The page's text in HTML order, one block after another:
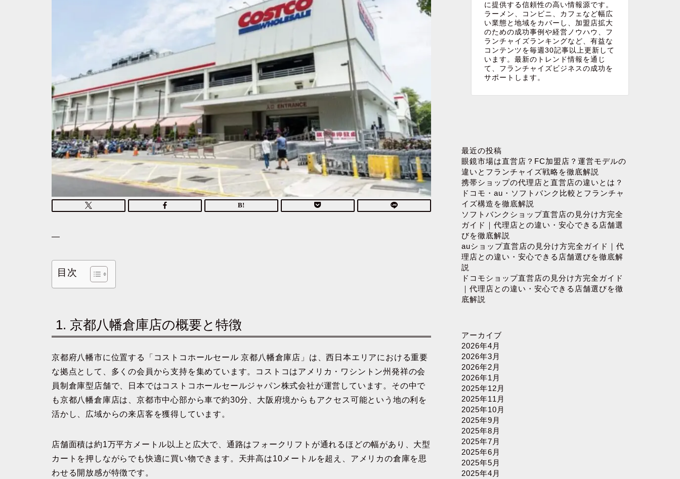
—
目次
1. 京都八幡倉庫店の概要と特徴
京都府八幡市に位置する「コストコホールセール 京都八幡倉庫店」は、西日本エリアにおける重要
な拠点として、多くの会員から支持を集めています。コストコはアメリカ・ワシントン州発祥の会
員制倉庫型店舗で、日本ではコストコホールセールジャパン株式会社が運営しています。その中で
も京都八幡倉庫店は、京都市中心部から車で約30分、大阪府境からもアクセス可能という地の利を
活かし、広域からの来店客を獲得しています。
店舗面積は約1万平方メートル以上と広大で、通路はフォークリフトが通れるほどの幅があり、大型
カートを押しながらでも快適に買い物できます。天井高は10メートルを超え、アメリカの倉庫を思
わせる開放感が特徴です。
に提供する信頼性の高い情報源です。
ラーメン、コンビニ、カフェなど幅広
い業態と地域をカバーし、加盟店拡大
のための成功事例や経営ノウハウ、フ
ランチャイズランキングなど、有益な
コンテンツを毎週30記事以上更新して
います。最新のトレンド情報を通じ
て、フランチャイズビジネスの成功を
サポートします。
最近の投稿
眼鏡市場は直営店？FC加盟店？運営モデルの
違いとフランチャイズ戦略を徹底解説
携帯ショップの代理店と直営店の違いとは？
ドコモ・au・ソフトバンク比較とフランチャ
イズ構造を徹底解説
ソフトバンクショップ直営店の見分け方完全
ガイド｜代理店との違い・安心できる店舗選
びを徹底解説
auショップ直営店の見分け方完全ガイド｜代
理店との違い・安心できる店舗選びを徹底解
説
ドコモショップ直営店の見分け方完全ガイド
｜代理店との違い・安心できる店舗選びを徹
底解説
アーカイブ
2026年4月
2026年3月
2026年2月
2026年1月
2025年12月
2025年11月
2025年10月
2025年9月
2025年8月
2025年7月
2025年6月
2025年5月
2025年4月